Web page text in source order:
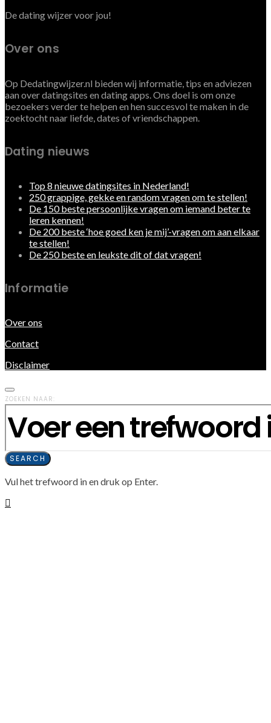
De dating wijzer voor jou!
Over ons
Op Dedatingwijzer.nl bieden wij informatie, tips en adviezen
aan over datingsites en dating apps. Ons doel is om onze
bezoekers verder te helpen en hen succesvol te maken in de
zoektocht naar liefde, dates of vriendschappen.
Dating nieuws
Top 8 nieuwe datingsites in Nederland!
250 grappige, gekke en random vragen om te stellen!
De 150 beste persoonlijke vragen om iemand beter te
leren kennen!
De 200 beste ‘hoe goed ken je mij’-vragen om aan elkaar
te stellen!
De 250 beste en leukste dit of dat vragen!
Informatie
Over ons
Contact
Disclaimer
ZOEKEN NAAR:
SEARCH
Vul het trefwoord in en druk op Enter.